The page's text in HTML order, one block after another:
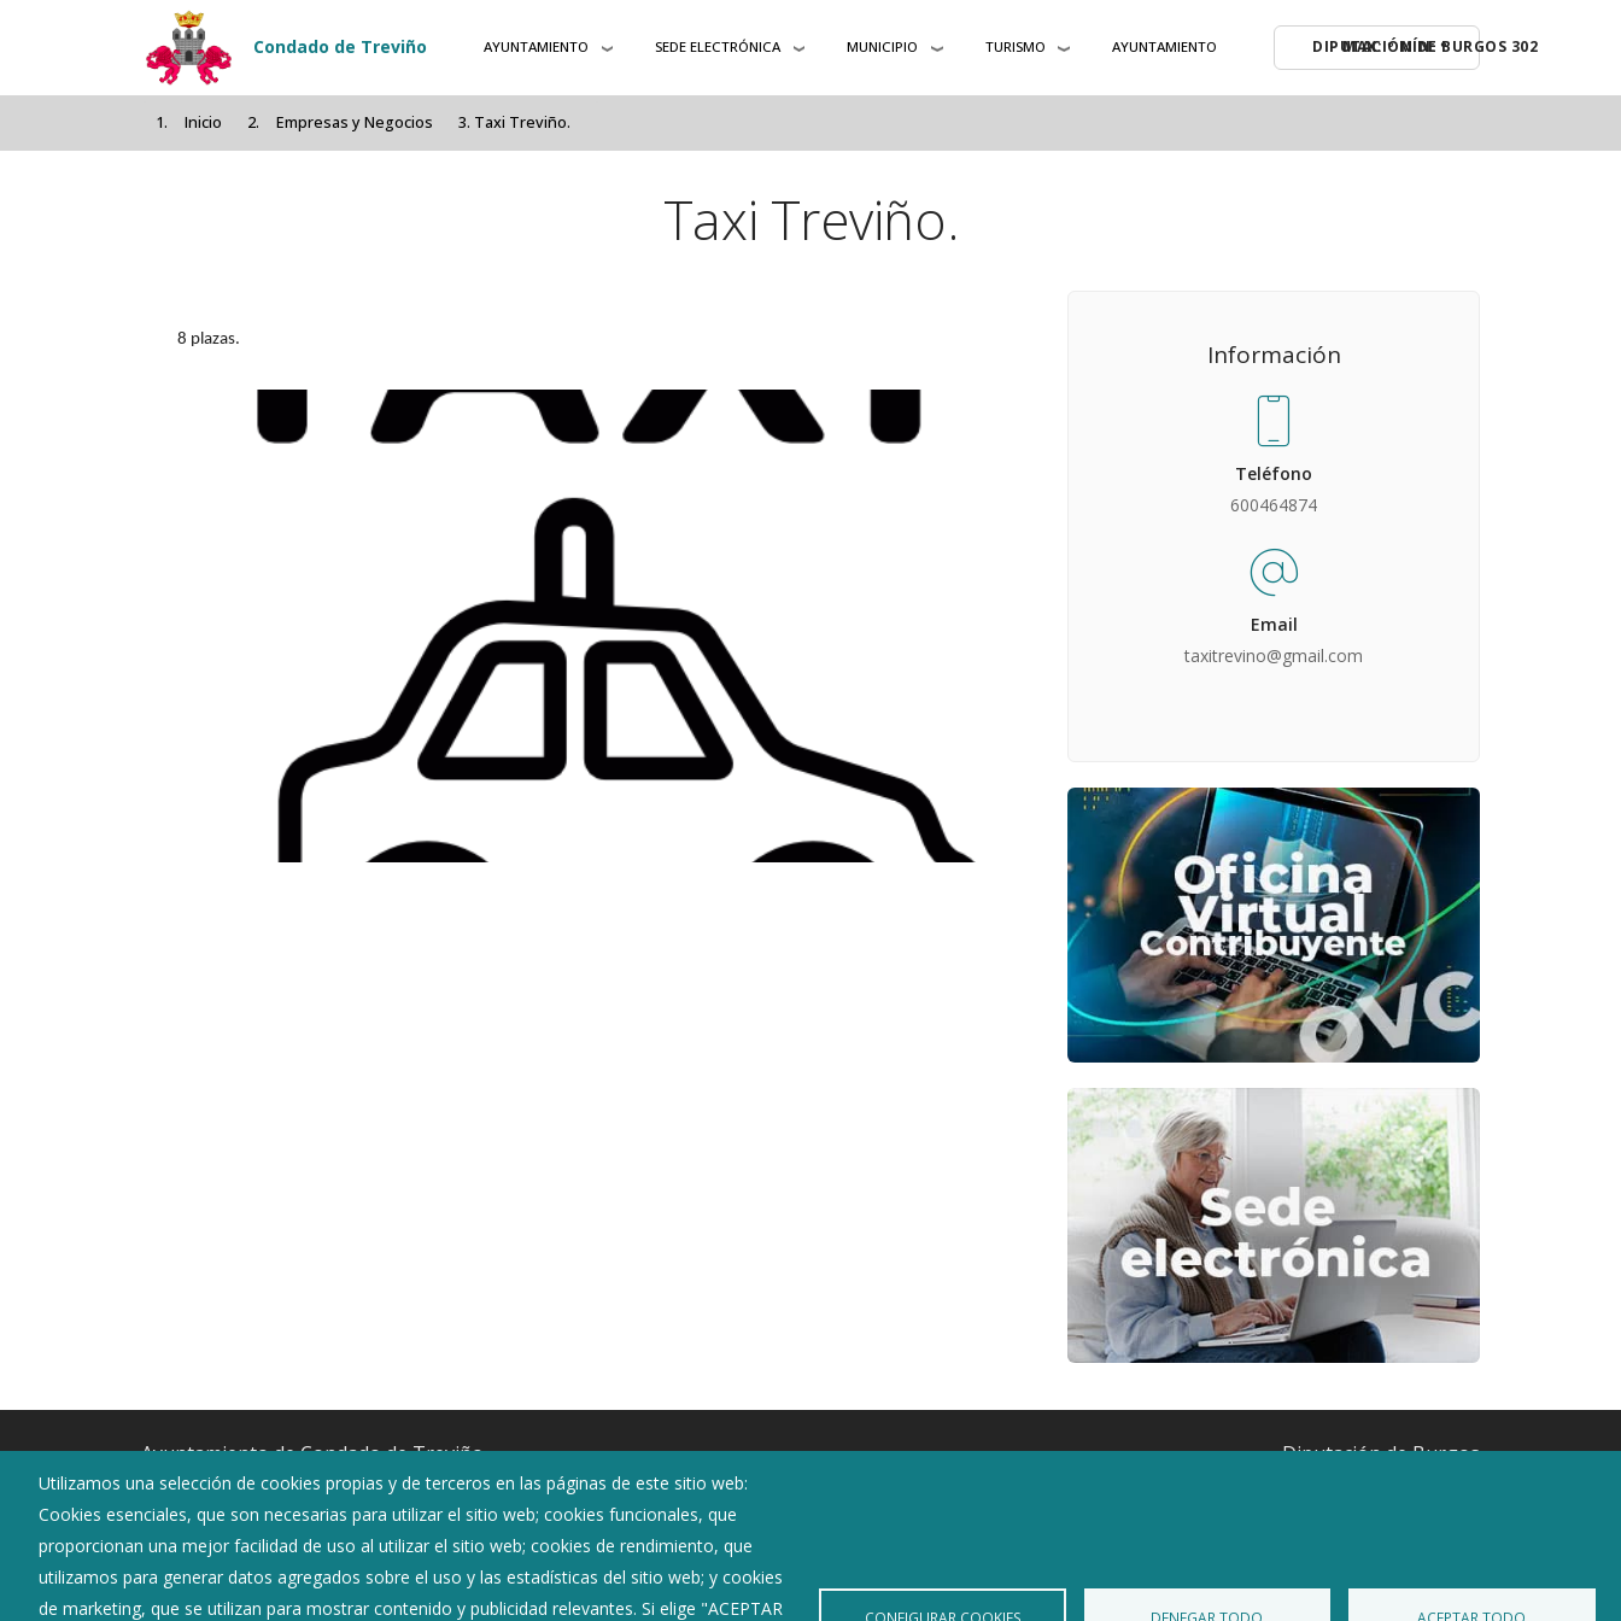
Pasar al contenido principal
Condado de Treviño AYUNTAMIENTO SEDE ELECTRÓNICA MUNICIPIO TURISMO AYUNTAMIENTO MAX: º MÍN: º
Inicio Empresas y Negocios Taxi Treviño.
Taxi Treviño.
Información
Teléfono
600464874
Email
taxitrevino@gmail.com
8 plazas.
Utilizamos una selección de cookies propias y de terceros en las páginas de este sitio web:
Cookies esenciales, que son necesarias para utilizar el sitio web; cookies funcionales, que
proporcionan una mejor facilidad de uso al utilizar el sitio web; cookies de rendimiento, que
utilizamos para generar datos agregados sobre el uso y las estadísticas del sitio web; y cookies
de marketing, que se utilizan para mostrar contenido y publicidad relevantes. Si elige "ACEPTAR
CONFIGURAR COOKIES DENEGAR TODO ACEPTAR TODO
Ayuntamiento de Condado de Treviño
: Plaza Maria Diez de Ure 1 - 09215
: 945360018
: ayuntamiento@condadodetrevino.es /
secretaria@condadodetrevino.es /
Noticias
Corporación Municipal
Teléfonos de interés
Diputación de Burgos